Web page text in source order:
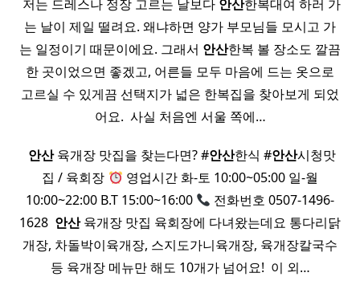
​ 저는 드레스나 정장 고르는 날보다 안산한복대여 하러 가
는 날이 제일 떨려요. 왜냐하면 양가 부모님들 모시고 가
는 일정이기 때문이에요. 그래서 안산한복 볼 장소도 깔끔
한 곳이었으면 좋겠고, 어른들 모두 마음에 드는 옷으로
고르실 수 있게끔 선택지가 넓은 한복집을 찾아보게 되었
어요. ​ 사실 처음엔 서울 쪽에…
안산육개장 맛집을 찾는다면? #안산한식 #안산시청맛
집 / 육회장
영업시간 화-토 10:00~05:00 일-월
10:00~22:00 B.T 15:00~16:00
전화번호 0507-1496-
1628 ​ 안산육개장 맛집 육회장에 다녀왔는데요 통다리닭
개장, 차돌박이육개장, 스지도가니육개장, 육개장칼국수
등 육개장 메뉴만 해도 10개가 넘어요! ​ 이 외…